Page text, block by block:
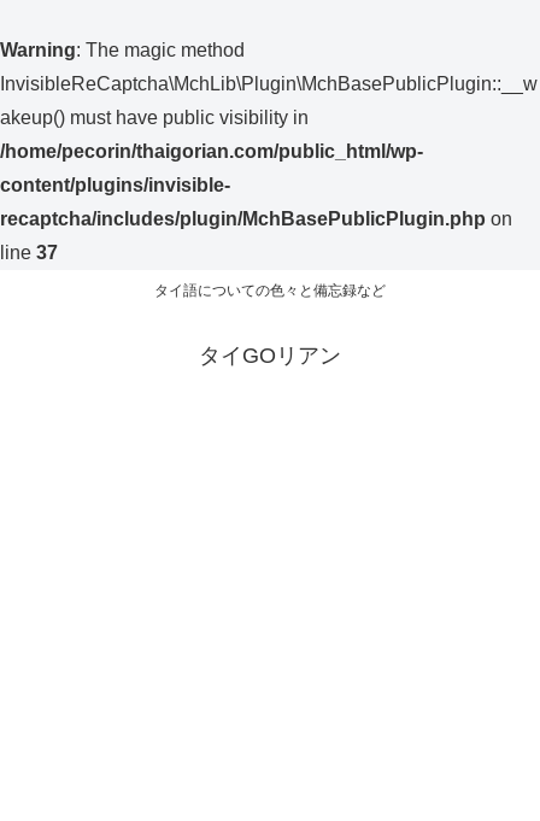
Warning: The magic method
InvisibleReCaptcha\MchLib\Plugin\MchBasePublicPlugin::__w
akeup() must have public visibility in
/home/pecorin/thaigorian.com/public_html/wp-
content/plugins/invisible-
recaptcha/includes/plugin/MchBasePublicPlugin.php on
line 37
タイ語についての色々と備忘録など
タイGOリアン